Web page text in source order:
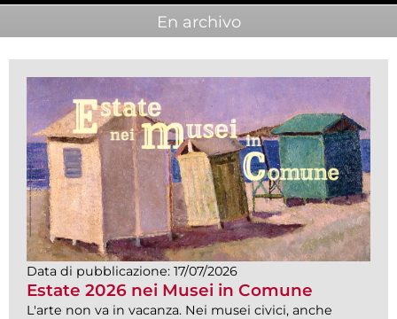
En archivo
Data di pubblicazione: 17/07/2026
Estate 2026 nei Musei in Comune
L'arte non va in vacanza. Nei musei civici, anche